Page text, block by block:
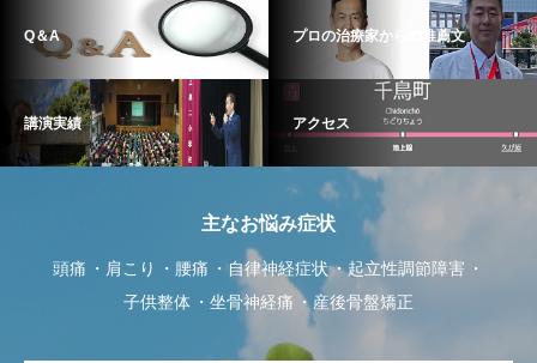
Q＆A プロの治療家からの推薦文
講演実績 アクセス
主なお悩み症状
頭痛 肩こり 腰痛 自律神経症状
起立性調節障害
子供整体
坐骨神経痛 産後骨盤矯正